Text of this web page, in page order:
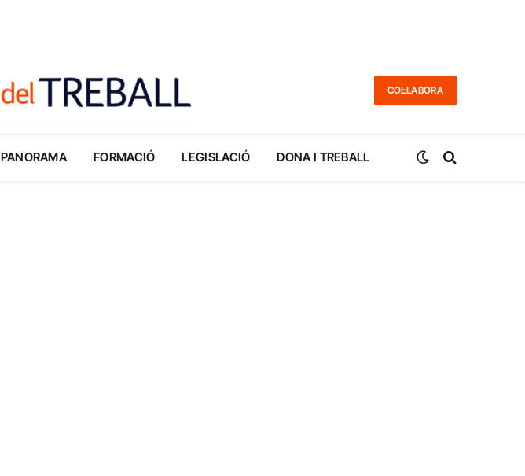
COL·LABORA
PANORAMA FORMACIÓ LEGISLACIÓ DONA I TREBALL